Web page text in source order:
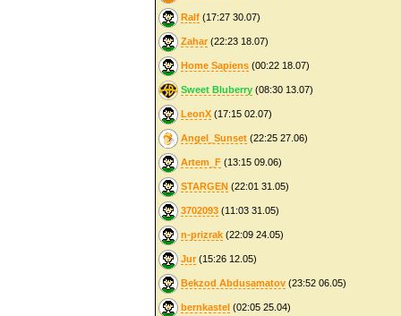
Ralf (17:27 30.07)
Zahar (22:23 18.07)
Home Sapiens (00:22 18.07)
Sweet Bluberry (08:30 13.07)
LeonX (17:15 02.07)
Angel_Sunset (22:25 27.06)
Artem_F (13:15 09.06)
STARGEN (22:01 31.05)
3702093 (11:03 31.05)
n-prizrak (22:09 24.05)
Jur (15:26 12.05)
Bekzod Abdusamatov (23:52 06.05)
bernkastel (02:05 25.04)